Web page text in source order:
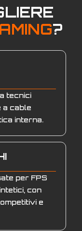
?
tecnici
a cable
interna.
per FPS
con
e